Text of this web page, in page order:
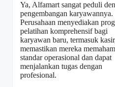
Ya, Alfamart sangat peduli
pengembangan karyawannya.
Perusahaan menyediakan
pelatihan komprehensif bagi
karyawan baru, termasuk
memastikan mereka
standar operasional dan dapat
menjalankan tugas dengan
profesional.